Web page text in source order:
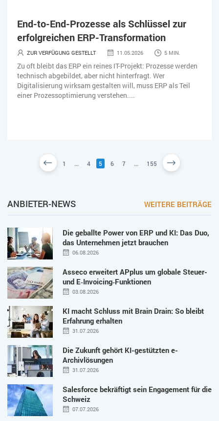
End-to-End-Prozesse als Schlüssel zur
erfolgreichen ERP-Transformation
ZUR VERFÜGUNG GESTELLT 11.05.2026 5 MIN.
Zu oft bleibt das ERP ein reines IT-Projekt: Prozesse werden
technisch abgebildet, aber nicht hinterfragt. Wer
Digitalisierung wirksam gestalten will, muss ERP als Teil
einer Prozessoptimierung verstehen....
1 ... 4 5 6 7 ... 155
ANBIETER-NEWS WEITERE BEITRÄGE
Die geballte Power von ERP und KI: Das Duo,
das Unternehmen jetzt brauchen
06.08.2026
Asseco erweitert APplus um globale Steuer-
und E‑Invoicing‑Funktionen
03.08.2026
KI macht Schluss mit Brain Drain: So bleibt
Erfahrung erhalten
31.07.2026
Die Zukunft gehört KI-gestützten e-
Archivlösungen
31.07.2026
Salesforce bekräftigt sein Engagement für die
Schweiz
07.07.2026